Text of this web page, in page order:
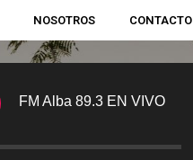
NOSOTROS CONTACTO
FM Alba 89.3 EN VIVO